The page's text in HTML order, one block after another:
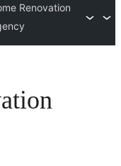
Renovation